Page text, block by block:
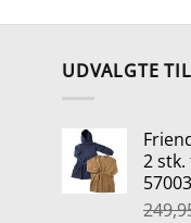
UDVALGTE
2 stk.